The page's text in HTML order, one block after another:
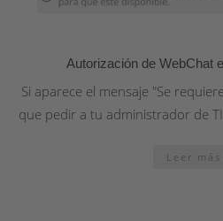
Autorización de WebChat
Si aparece el mensaje "Se
que pedir a tu administrador de
Leer más